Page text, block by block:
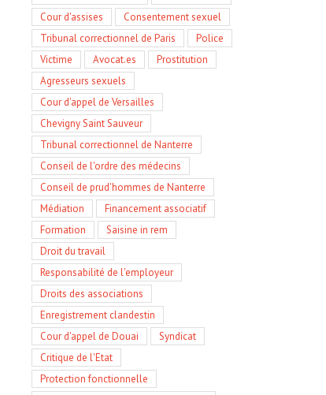
Cour d'assises
Consentement sexuel
Tribunal correctionnel de Paris
Police
Victime
Avocat.es
Prostitution
Agresseurs sexuels
Cour d'appel de Versailles
Chevigny Saint Sauveur
Tribunal correctionnel de Nanterre
Conseil de l'ordre des médecins
Conseil de prud'hommes de Nanterre
Médiation
Financement associatif
Formation
Saisine in rem
Droit du travail
Responsabilité de l'employeur
Droits des associations
Enregistrement clandestin
Cour d'appel de Douai
Syndicat
Critique de l'Etat
Protection fonctionnelle